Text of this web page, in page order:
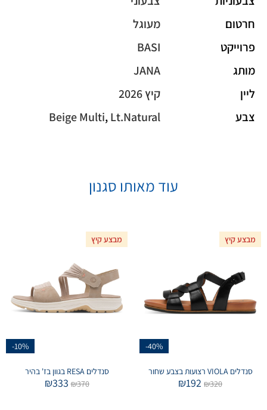
חרטום
מעוגל
פרוייקט
BASI
מותג
JANA
ליין
קיץ 2026
צבע
Beige Multi,Lt.Natural
עוד מאותו סגנון
מבצע קיץ
-40%
סנדלים VIOLA רצועות בצבע שחור
₪320
₪192
מבצע קיץ
-10%
סנדלים RESA בגוון בז' בהיר
₪370
₪333